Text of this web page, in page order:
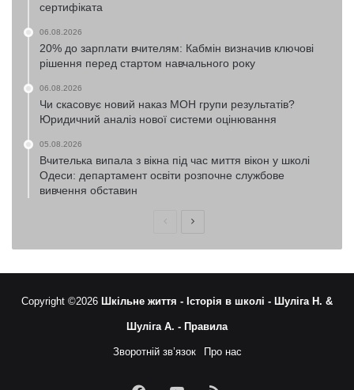
сертифіката
06.08.2026
20% до зарплати вчителям: Кабмін визначив ключові
рішення перед стартом навчального року
06.08.2026
Чи скасовує новий наказ МОН групи результатів?
Юридичний аналіз нової системи оцінювання
05.08.2026
Вчителька випала з вікна під час миття вікон у школі
Одеси: департамент освіти розпочне службове
вивчення обставин
ПопередняНаступна
Copyright ©2026 Шкільне життя - Історія в школі - Шуліга Н. &
Шуліга А. - Правила
Зворотній зв’язок Про нас